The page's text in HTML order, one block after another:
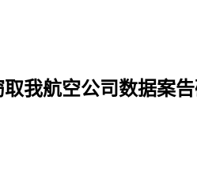
我航空公司数据案